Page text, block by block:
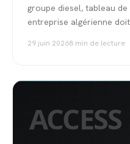
groupe diesel, tableau
entreprise algérienne
29 juin 20268 min de lecture